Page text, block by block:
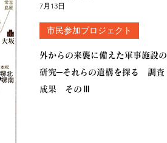
外からの来襲に備えた軍事施設の
研究─それらの遺構を探る 調査
成果 そのⅢ
市民参加プロジェクト
7月13日